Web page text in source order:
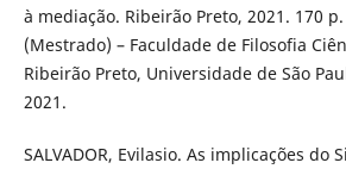
à mediação. Ribeirão Preto, 2021. 170
(Mestrado) – Faculdade de Filosofia
Ribeirão Preto, Universidade de São
2021.
SALVADOR, Evilasio. As implicações do